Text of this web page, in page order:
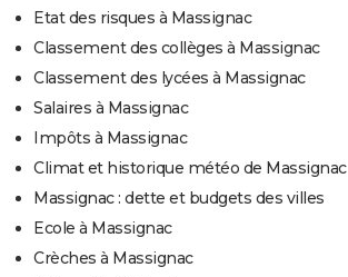
Etat des risques à Massignac
Classement des collèges à Massignac
Classement des lycées à Massignac
Salaires à Massignac
Impôts à Massignac
Climat et historique météo de Massignac
Massignac : dette et budgets des villes
Ecole à Massignac
Crèches à Massignac